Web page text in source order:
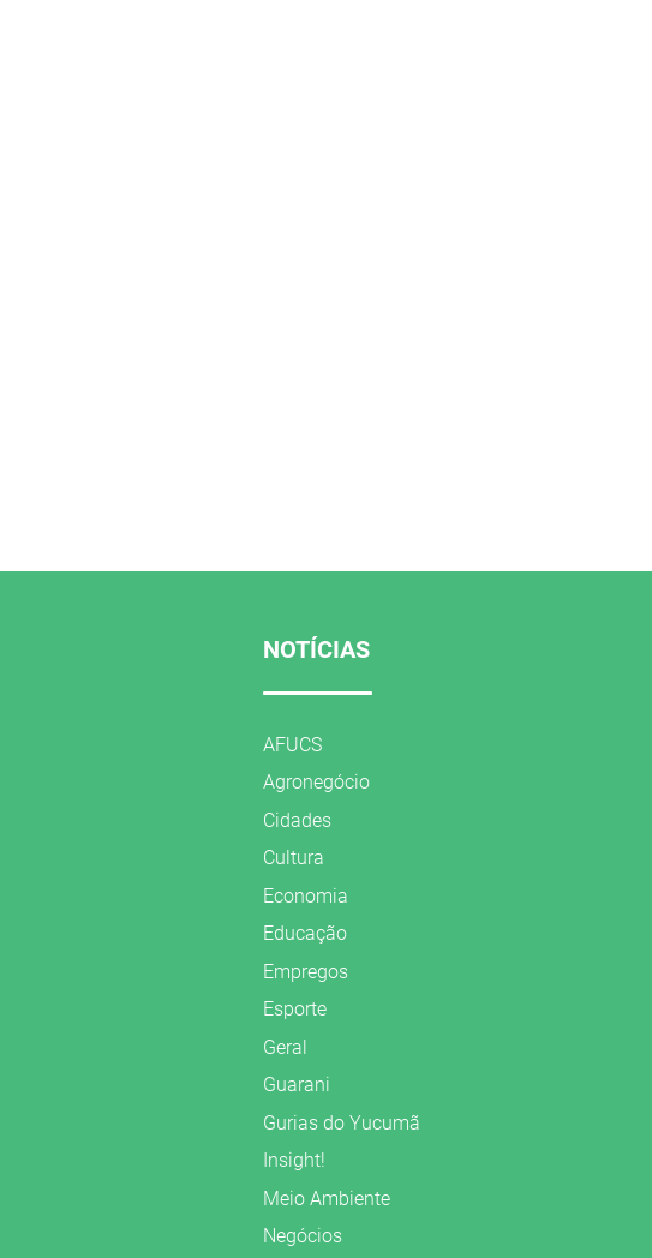
NOTÍCIAS
AFUCS
Agronegócio
Cidades
Cultura
Economia
Educação
Empregos
Esporte
Geral
Guarani
Gurias do Yucumã
Insight!
Meio Ambiente
Negócios